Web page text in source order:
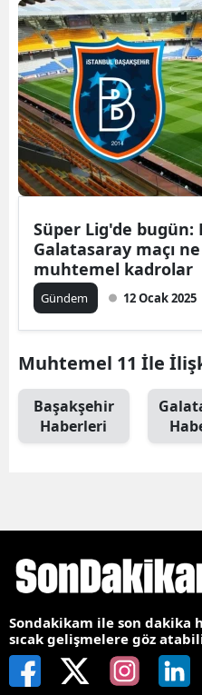
Süper Lig'de bugün:
Galatasaray maçı
muhtemel kadrolar
Gündem 12 Ocak 2025
Muhtemel 11 İle
Başakşehir
Haberleri
Sondakikam ile son
sıcak gelişmelere göz